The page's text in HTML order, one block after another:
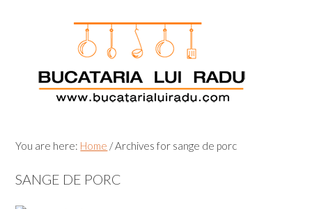
You are here: Home /Archives for sange de porc
SANGE DE PORC